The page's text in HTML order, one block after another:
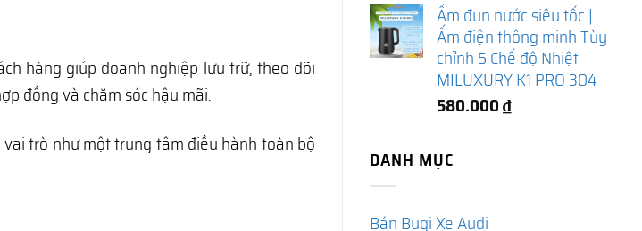
hàng giúp doanh nghiệp lưu trữ, theo dõi
đồng và chăm sóc hậu mãi.
trò như một trung tâm điều hành toàn bộ
Ấm đun nước siêu tốc |
Ấm điện thông minh Tùy
chỉnh 5 Chế độ Nhiệt
MILUXURY K1 PRO 304
580.000₫
DANH MỤC
Bán Bugi Xe Audi